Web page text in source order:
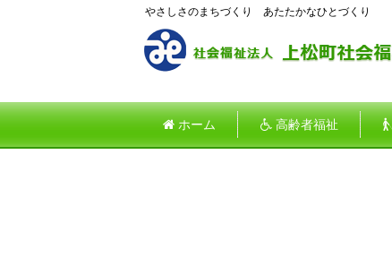
やさしさのまちづくり あたたかなひとづくり
ホーム 高齢者福祉